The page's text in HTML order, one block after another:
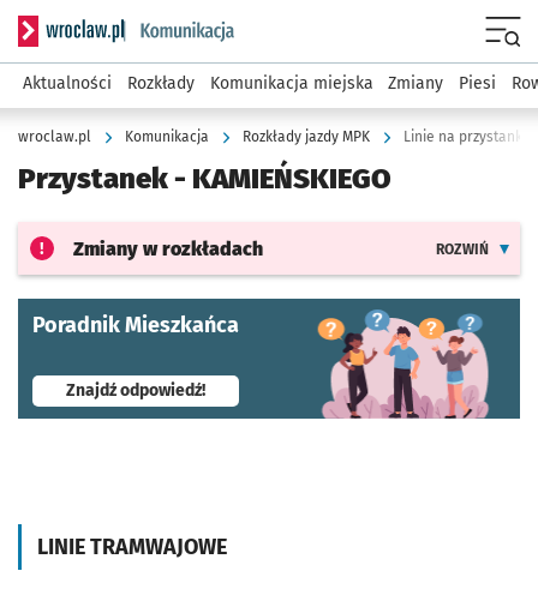
Serwis informacyjny wroclaw.pl podserwis: Komunikacja
Aktualności Rozkłady Komunikacja miejska Zmiany Piesi
wroclaw.pl Komunikacja Rozkłady jazdy MPK Linie na przystanku
Przystanek - KAMIEŃSKIEGO
Zmiany w rozkładach ROZWIŃ
Poradnik Mieszkańca
Znajdź odpowiedź!- otworzy się w nowej karcie
LINIE TRAMWAJOWE